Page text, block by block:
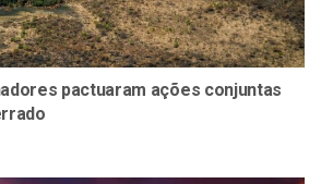
pactuaram ações conjuntas